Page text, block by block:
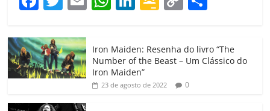
c
e
b
o
itt
er
at
s
A
e
dI
gl
e
Cl
p
y
Li
m
p
Iron Maiden: Resenha do livro “The
Number of the Beast – Um Clássico do
Iron Maiden”
23 de agosto de 2022 0